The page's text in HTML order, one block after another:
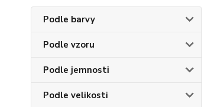
Podle barvy
Podle vzoru
Podle jemnosti
Podle velikosti